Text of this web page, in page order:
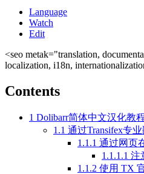
Language
Watch
Edit
<seo metak="translation,
localization, i18n,
Contents
1 Dolibarr简体中文汉化教
1.1 通过Transifex专
1.1.1 通过网页
1.1.1.1 注
1.1.2 使用 TX